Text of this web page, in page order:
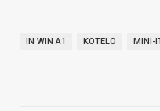
IN WIN A1 KOTELO MINI-